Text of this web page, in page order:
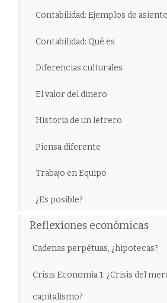
Contabilidad: Ejemplos de
Contabilidad: Qué es
Diferencias culturales
El valor del dinero
Historia de un letrero
Piensa diferente
Trabajo en Equipo
¿Es posible?
Reflexiones económicas
Cadenas perpétuas, ¿hipotecas?
Crisis Economia 1: ¿Crisis del
capitalismo?